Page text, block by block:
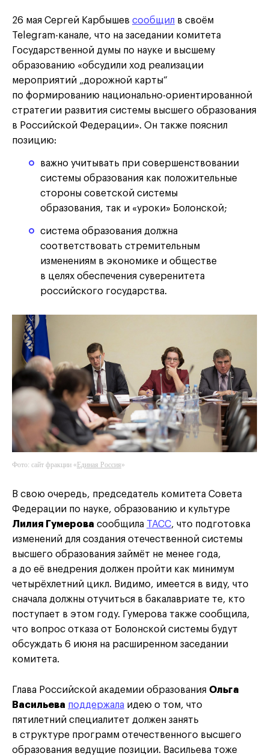
26 мая Сергей Карбышев сообщил в своём
Telegram-канале, что на заседании комитета
Государственной думы по науке и высшему
образованию «обсудили ход реализации
мероприятий „дорожной карты“
по формированию национально-ориентированной
стратегии развития системы высшего образования
в Российской Федерации». Он также пояснил
позицию:
важно учитывать при совершенствовании
системы образования как положительные
стороны советской системы
образования, так и «уроки» Болонской;
система образования должна
соответствовать стремительным
изменениям в экономике и обществе
в целях обеспечения суверенитета
российского государства.
Фото: сайт фракции « Единая Россия»
В свою очередь, председатель комитета Совета
Федерации по науке, образованию и культуре
Лилия Гумерова сообщила ТАСС, что подготовка
изменений для создания отечественной системы
высшего образования займёт не менее года,
а до её внедрения должен пройти как минимум
четырёхлетний цикл. Видимо, имеется в виду, что
сначала должны отучиться в бакалавриате те, кто
поступает в этом году. Гумерова также сообщила,
что вопрос отказа от Болонской системы будут
обсуждать 6 июня на расширенном заседании
комитета.
Глава Российской академии образования Ольга
Васильева поддержала идею о том, что
пятилетний специалитет должен занять
в структуре программ отечественного высшего
образования ведущие позиции. Васильева тоже